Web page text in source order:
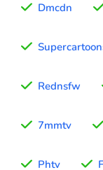
Dmcdn
Rednsfw
7mmtv
Phtv